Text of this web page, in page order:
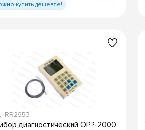
купить дешевле!
RR2653
диагностический OPP-2000